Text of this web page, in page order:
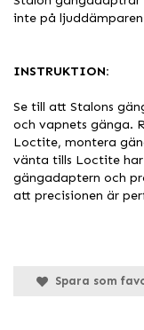
inte på
INSTRUKTION:
Se till att Stalons
och vapnets gänga.
Loctite, montera
vänta tills Loctite
gängadaptern och
att precisionen är
Spara som